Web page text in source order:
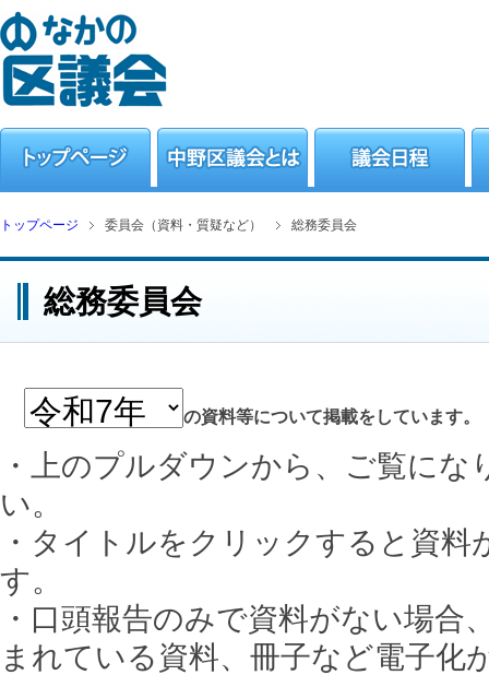
トップページ 委員会（資料・質疑など） 総務委員会
総務委員会
の資料等について掲載をしています。
・上のプルダウンから、ご覧に
い。
・タイトルをクリックすると資
す。
・口頭報告のみで資料がない場合
まれている資料、冊子など電子化